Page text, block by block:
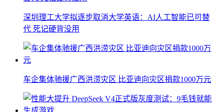
深圳理工大学拟逐步取消大学英语：AI人工智能已可替
代 死记硬背没用
车企集体驰援广西洪涝灾区 比亚迪向灾区捐款1000万元